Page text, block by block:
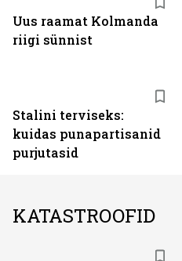
Uus raamat Kolmanda
riigi sünnist
Stalini terviseks:
kuidas punapartisanid
purjutasid
KATASTROOFID